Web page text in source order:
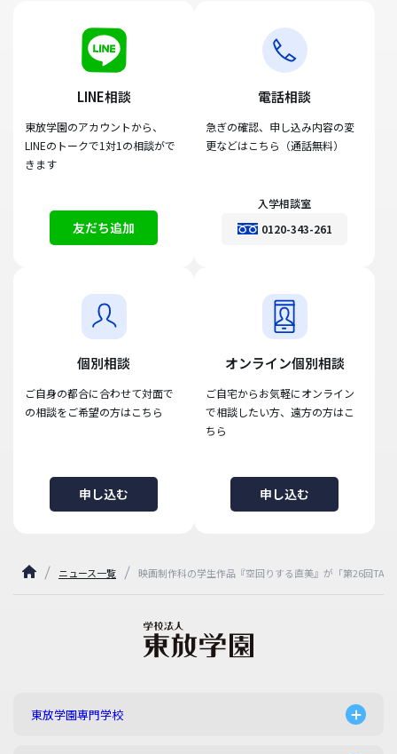
LINE相談
東放学園のアカウントから、
LINEのトークで1対1の相談がで
きます
友だち追加
電話相談
急ぎの確認、申し込み内容の変
更などはこちら（通話無料）
入学相談室
0120-343-261
個別相談
ご自身の都合に合わせて対面で
の相談をご希望の方はこちら
申し込む
オンライン個別相談
ご自宅からお気軽にオンライン
で相談したい方、遠方の方はこ
ちら
申し込む
ニュース一覧 映画制作科の学生作品『空回りする直美』が「第26回
東放学園専門学校